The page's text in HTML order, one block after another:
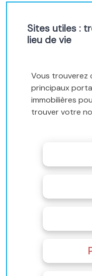
Sites utiles :
lieu de vie
Vous trouverez
principaux
immobilières
trouver votre